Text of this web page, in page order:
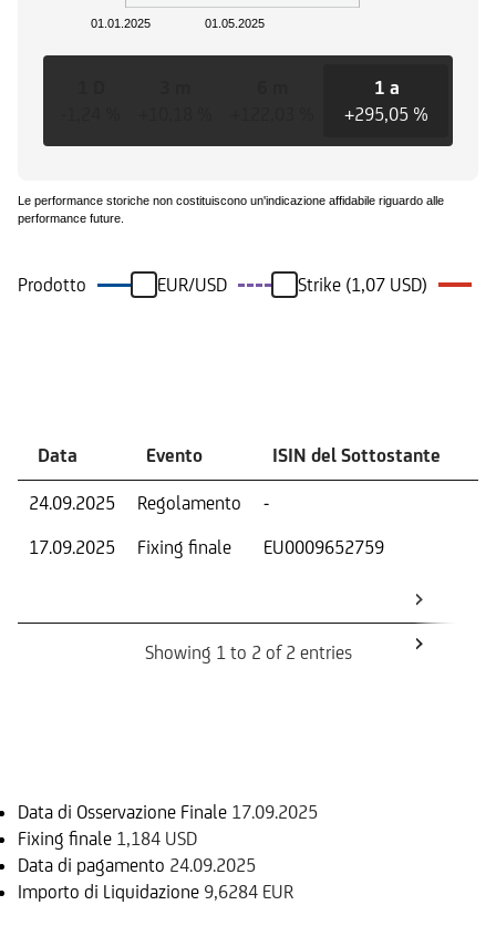
01.05.2025
01.01.2025
1 a
+295,05 %
Le performance storiche non costituiscono un'indicazione affidabile riguardo alle
performance future.
Prodotto EUR/USD Strike (1,07 USD)
Data Evento ISIN del Sottostante
24.09.2025 Regolamento -
17.09.2025
Fixing finale EU0009652759
Showing 1 to 2 of 2 entries
Data di Osservazione Finale 17.09.2025
Fixing finale 1,184 USD
Data di pagamento 24.09.2025
Importo di Liquidazione 9,6284 EUR